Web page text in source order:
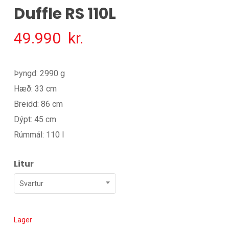
Duffle RS 110L
49.990 kr.
Þyngd: 2990 g
Hæð: 33 cm
Breidd: 86 cm
Dýpt: 45 cm
Rúmmál: 110 l
Litur
Svartur
Lager